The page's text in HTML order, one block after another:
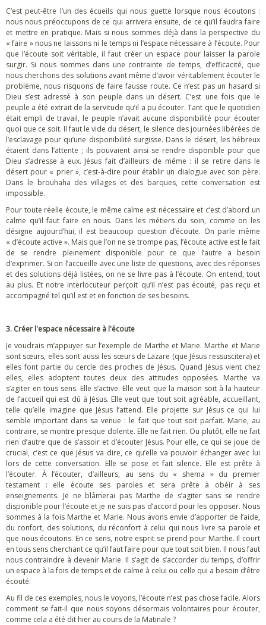
C’est peut-être l’un des écueils qui nous guette lorsque nous écoutons :
nous nous préoccupons de ce qui arrivera ensuite, de ce qu’il faudra faire
et mettre en pratique. Mais si nous sommes déjà dans la perspective du
« faire » nous ne laissons ni le temps ni l’espace nécessaire à l’écoute. Pour
que l’écoute soit véritable, il faut créer un espace pour laisser la parole
surgir. Si nous sommes dans une contrainte de temps, d’efficacité, que
nous cherchons des solutions avant même d’avoir véritablement écouter le
problème, nous risquons de faire fausse route. Ce n’est pas un hasard si
Dieu s’est adressé à son peuple dans un désert. C’est une fois que le
peuple a été extrait de la servitude qu’il a pu écouter. Tant que le quotidien
était empli de travail, le peuple n’avait aucune disponibilité pour écouter
quoi que ce soit. Il faut le vide du désert, le silence des journées libérées de
l’esclavage pour qu’une disponibilité surgisse. Dans le désert, les hébreux
étaient dans l’attente ; ils pouvaient ainsi se rendre disponible pour que
Dieu s’adresse à eux. Jésus fait d’ailleurs de même : il se retire dans le
désert pour « prier », c’est-à-dire pour établir un dialogue avec son père.
Dans le brouhaha des villages et des barques, cette conversation est
impossible.
Pour toute réelle écoute, le même calme est nécessaire et c’est d’abord un
calme qu’il faut faire en nous. Dans les métiers du soin, comme on les
désigne aujourd’hui, il est beaucoup question d’écoute. On parle même
« d’écoute active ». Mais que l’on ne se trompe pas, l’écoute active est le fait
de se rendre pleinement disponible pour ce que l’autre a besoin
d’exprimer. Si on l’accueille avec une liste de questions, avec des réponses
et des solutions déjà listées, on ne se livre pas à l’écoute. On entend, tout
au plus. Et notre interlocuteur perçoit qu’il n’est pas écouté, pas reçu et
accompagné tel qu’il est et en fonction de ses besoins.
3. Créer l'espace nécessaire à l'écoute
Je voudrais m’appuyer sur l’exemple de Marthe et Marie. Marthe et Marie
sont sœurs, elles sont aussi les sœurs de Lazare (que Jésus ressuscitera) et
elles font partie du cercle des proches de Jésus. Quand Jésus vient chez
elles, elles adoptent toutes deux des attitudes opposées. Marthe va
s’agiter en tous sens. Elle s’active. Elle veut que la maison soit à la hauteur
de l’accueil qui est dû à Jésus. Elle veut que tout soit agréable, accueillant,
telle qu’elle imagine que Jésus l’attend. Elle projette sur Jésus ce qui lui
semble important dans sa venue : le fait que tout soit parfait. Marie, au
contraire, se montre presque dolente. Elle ne fait rien. Ou plutôt, elle ne fait
rien d’autre que de s’assoir et d’écouter Jésus. Pour elle, ce qui se joue de
crucial, c’est ce que Jésus va dire, ce qu’elle va pouvoir échanger avec lui
lors de cette conversation. Elle se pose et fait silence. Elle est prête à
l’écouter. À l’écouter, d’ailleurs, au sens du « shema » du premier
testament : elle écoute ses paroles et sera prête à obéir à ses
enseignements. Je ne blâmerai pas Marthe de s’agiter sans se rendre
disponible pour l’écoute et je ne suis pas d’accord pour les opposer. Nous
sommes à la fois Marthe et Marie. Nous avons envie d’apporter de l’aide,
du confort, des solutions, du réconfort à celui qui nous livre sa parole et
que nous écoutons. En ce sens, notre esprit se prend pour Marthe. Il court
en tous sens cherchant ce qu’il faut faire pour que tout soit bien. Il nous faut
nous contraindre à devenir Marie. Il s’agit de s’accorder du temps, d’offrir
un espace à la fois de temps et de calme à celui ou celle qui a besoin d’être
écouté.
Au fil de ces exemples, nous le voyons, l’écoute n’est pas chose facile. Alors
comment se fait-il que nous soyons désormais volontaires pour écouter,
comme cela a été dit hier au cours de la Matinale ?